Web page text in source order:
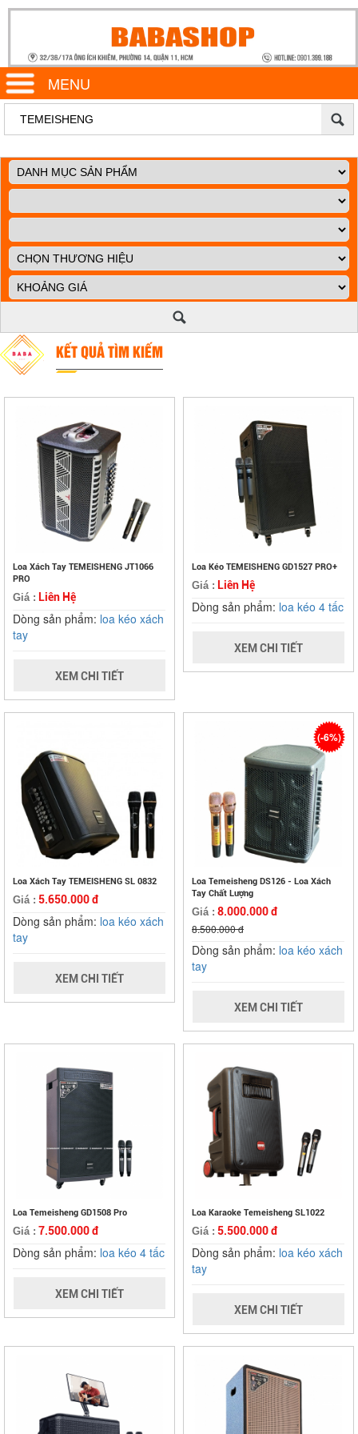
MENU
KẾT QUẢ TÌM KIẾM
Loa Xách Tay TEMEISHENG JT1066
PRO
Giá : Liên Hệ
Dòng sản phẩm: loa kéo xách
tay
XEM CHI TIẾT
Loa Kéo TEMEISHENG GD1527 PRO+
Giá : Liên Hệ
Dòng sản phẩm: loa kéo 4 tấc
XEM CHI TIẾT
Loa Xách Tay TEMEISHENG SL 0832
Giá : 5.650.000 đ
Dòng sản phẩm: loa kéo xách
tay
XEM CHI TIẾT
Loa Temeisheng DS126 - Loa Xách
Tay Chất Lượng
Giá : 8.000.000 đ
8.500.000 đ
(-6%)
Dòng sản phẩm: loa kéo xách
tay
XEM CHI TIẾT
Loa Temeisheng GD1508 Pro
Giá : 7.500.000 đ
Dòng sản phẩm: loa kéo 4 tấc
XEM CHI TIẾT
Loa Karaoke Temeisheng SL1022
Giá : 5.500.000 đ
Dòng sản phẩm: loa kéo xách
tay
XEM CHI TIẾT